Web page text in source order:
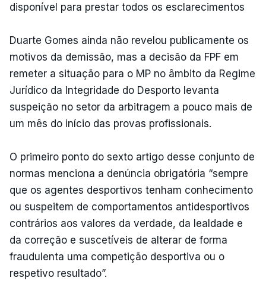
disponível para prestar todos os esclarecimentos
Duarte Gomes ainda não revelou publicamente os
motivos da demissão, mas a decisão da FPF em
remeter a situação para o MP no âmbito da Regime
Jurídico da Integridade do Desporto levanta
suspeição no setor da arbitragem a pouco mais de
um mês do início das provas profissionais.
O primeiro ponto do sexto artigo desse conjunto de
normas menciona a denúncia obrigatória “sempre
que os agentes desportivos tenham conhecimento
ou suspeitem de comportamentos antidesportivos
contrários aos valores da verdade, da lealdade e
da correção e suscetíveis de alterar de forma
fraudulenta uma competição desportiva ou o
respetivo resultado”.